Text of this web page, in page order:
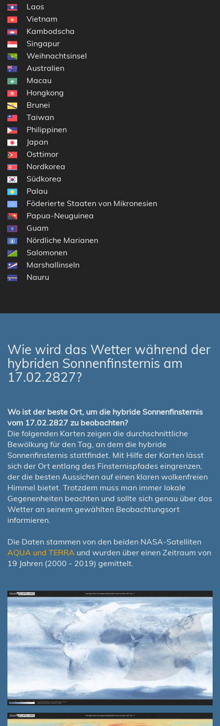
Laos
Vietnam
Kambodscha
Singapur
Weihnachtsinsel
Australien
Macau
Hongkong
Brunei
Taiwan
Philippinen
Japan
Osttimor
Nordkorea
Südkorea
Palau
Föderierte Staaten von Mikronesien
Papua-Neuguinea
Guam
Nördliche Marianen
Salomonen
Marshallinseln
Nauru
Wie wird das Wetter während der
hybriden Sonnenfinsternis am
17.02.2827?
Wo ist der beste Ort, um die hybride Sonnenfinsternis
vom 17.02.2827 zu beobachten?
Die folgenden Karten zeigen die durchschnittliche
Bewölkung für den Tag, an dem die hybride
Sonnenfinsternis stattfindet. Mit Hilfe der Karten lässt
sich der Ort entlang des Finsternispfades eingrenzen,
der die besten Aussichen auf einen klaren wolkenfreien
Himmel bietet. Trotzdem muss man immer lokale
Gegenenheiten beachten und sollte sich genau über das
Wetter an seinem gewählten Beobachtungsort
informieren.
Die Daten stammen von den beiden NASA-Satelliten
AQUA und TERRA und wurden über einen Zeitraum von
19 Jahren (2000 - 2019) gemittelt.